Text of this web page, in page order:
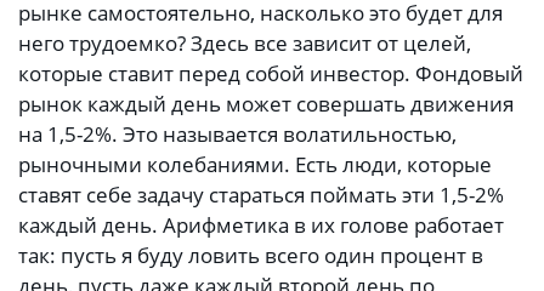
рынке самостоятельно, насколько это будет для
него трудоемко? Здесь все зависит от целей,
которые ставит перед собой инвестор. Фондовый
рынок каждый день может совершать движения
на 1,5-2%. Это называется волатильностью,
рыночными колебаниями. Есть люди, которые
ставят себе задачу стараться поймать эти 1,5-2%
каждый день. Арифметика в их голове работает
так: пусть я буду ловить всего один процент в